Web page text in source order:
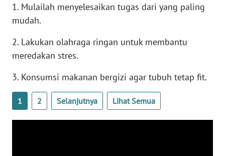
1. Mulailah menyelesaikan tugas dari yang paling
mudah.
2. Lakukan olahraga ringan untuk membantu
meredakan stres.
3. Konsumsi makanan bergizi agar tubuh tetap fit.
1 2 Selanjutnya Lihat Semua
Wahana
News
Regional
WN
WN
JAKARTA